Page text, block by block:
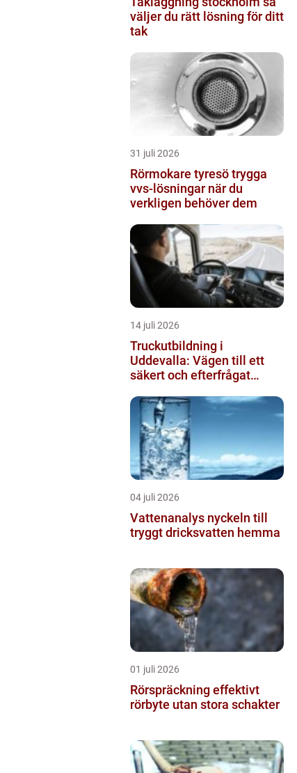
väljer du rätt lösning för ditt
tak
31 juli 2026
Rörmokare tyresö trygga
vvs-lösningar när du
verkligen behöver dem
14 juli 2026
Truckutbildning i
Uddevalla: Vägen till ett
säkert och efterfrågat
04 juli 2026
Vattenanalys nyckeln till
tryggt dricksvatten hemma
01 juli 2026
Rörspräckning effektivt
rörbyte utan stora schakter